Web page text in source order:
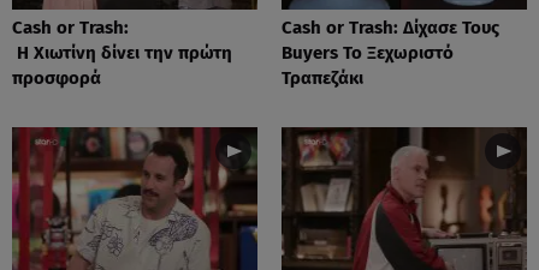
Cash or Trash:
Η Χιωτίνη δίνει την πρώτη
προσφορά
Cash or Trash: Δίχασε Τους
Buyers Το Ξεχωριστό
Τραπεζάκι